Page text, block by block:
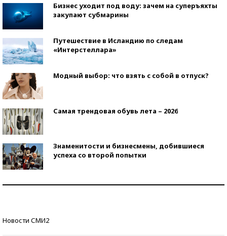
Бизнес уходит под воду: зачем на суперъяхты
закупают субмарины
Путешествие в Исландию по следам
«Интерстеллара»
Модный выбор: что взять с собой в отпуск?
Самая трендовая обувь лета – 2026
Знаменитости и бизнесмены, добившиеся
успеха со второй попытки
Новости СМИ2